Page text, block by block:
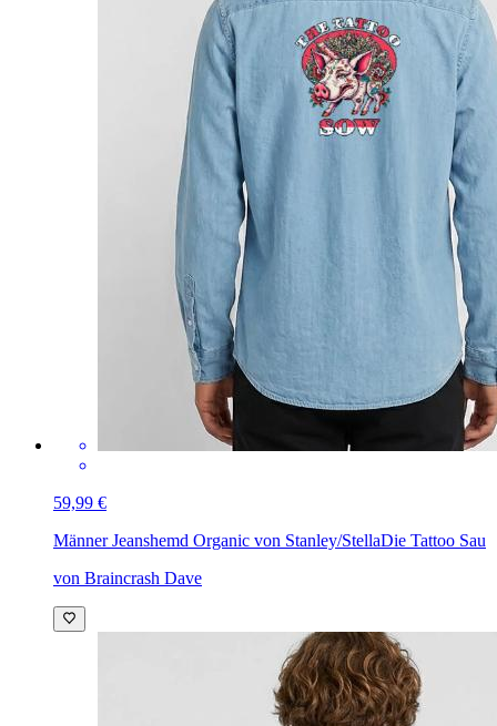
59,99 €
Männer Jeanshemd Organic von Stanley/StellaDie Tattoo Sau
von Braincrash Dave